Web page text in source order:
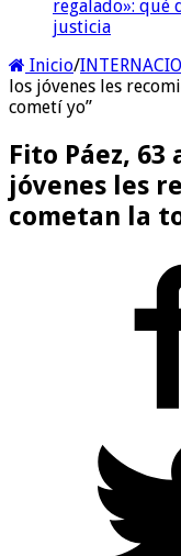
regalado»: qué
justicia
Inicio/
los jóvenes les
cometí yo”
Fito Páez, 63
jóvenes les
cometan la